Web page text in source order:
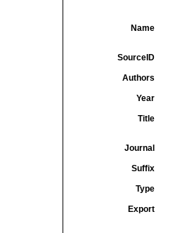
Name
SourceID
Authors
Year
Title
Journal
Suffix
Type
Export